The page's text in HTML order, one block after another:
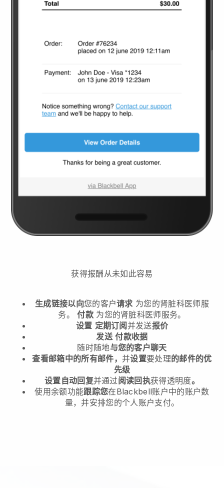
获得报酬从未如此容易
生成链接以向您的客户请求 为您的肾脏科医师服
务。
付款 为您的肾脏科医师服务。
设置 定期订阅并发送报价
发送 付款收据
随时随地与您的客户聊天
查看邮箱中的所有邮件， 并设置要处理的邮件的优
先级
设置自动回复并通过阅读回执获得透明度。
使用余额功能跟踪您在Blackbell账户中的账户数
量，并安排您的个人账户支付。